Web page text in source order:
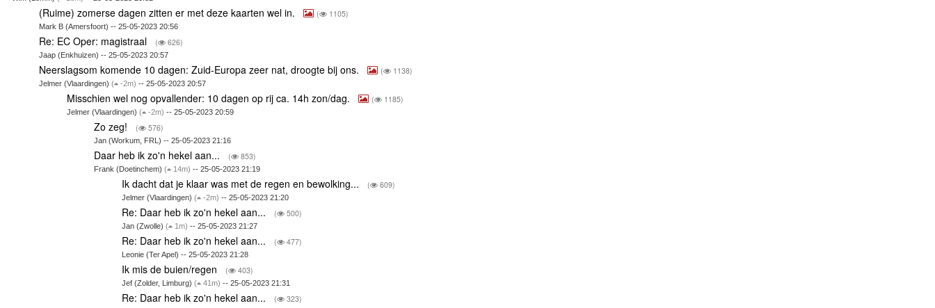
(Ruime) zomerse dagen zitten er met deze kaarten wel in. ( 1105)
Mark B (Amersfoort) -- 25-05-2023 20:56
Re: EC Oper: magistraal ( 626)
Jaap (Enkhuizen) -- 25-05-2023 20:57
Neerslagsom komende 10 dagen: Zuid-Europa zeer nat, droogte bij ons. ( 1138)
Jelmer (Vlaardingen)( -2m) -- 25-05-2023 20:57
Misschien wel nog opvallender: 10 dagen op rij ca. 14h zon/dag. ( 1185)
Jelmer (Vlaardingen) ( -2m) -- 25-05-2023 20:59
Zo zeg! ( 576)
Jan (Workum, FRL) -- 25-05-2023 21:16
Daar heb ik zo'n hekel aan... ( 853)
Frank (Doetinchem)( 14m) -- 25-05-2023 21:19
Ik dacht dat je klaar was met de regen en bewolking... ( 609)
Jelmer (Vlaardingen) ( -2m) -- 25-05-2023 21:20
Re: Daar heb ik zo'n hekel aan... ( 500)
Jan (Zwolle) ( 1m) -- 25-05-2023 21:27
Re: Daar heb ik zo'n hekel aan... ( 477)
Leonie (Ter Apel) -- 25-05-2023 21:28
Ik mis de buien/regen ( 403)
Jef (Zolder, Limburg) ( 41m) -- 25-05-2023 21:31
Re: Daar heb ik zo'n hekel aan... ( 323)